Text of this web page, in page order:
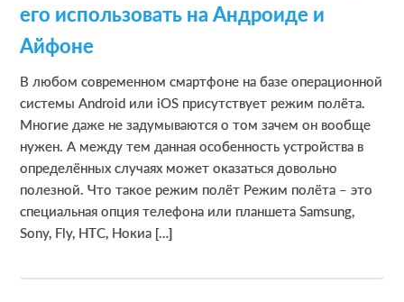
его использовать на Андроиде и
Айфоне
В любом современном смартфоне на базе операционной
системы Android или iOS присутствует режим полёта.
Многие даже не задумываются о том зачем он вообще
нужен. А между тем данная особенность устройства в
определённых случаях может оказаться довольно
полезной. Что такое режим полёт Режим полёта – это
специальная опция телефона или планшета Samsung,
Sony, Fly, HTC, Нокиа […]